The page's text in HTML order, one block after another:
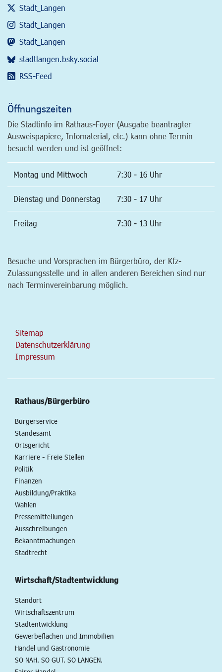
Stadt_Langen
Stadt_Langen
Stadt_Langen
stadtlangen.bsky.social
RSS-Feed
Öffnungszeiten
Die Stadtinfo im Rathaus-Foyer (Ausgabe beantragter
Ausweispapiere, Infomaterial, etc.) kann ohne Termin
besucht werden und ist geöffnet:
Montag und Mittwoch 7:30 - 16 Uhr
Dienstag und Donnerstag 7:30 - 17 Uhr
Freitag 7:30 - 13 Uhr
Besuche und Vorsprachen im Bürgerbüro, der Kfz-
Zulassungsstelle und in allen anderen Bereichen sind nur
nach Terminvereinbarung möglich.
Sitemap
Datenschutzerklärung
Impressum
Rathaus/Bürgerbüro
Bürgerservice
Standesamt
Ortsgericht
Karriere - Freie Stellen
Politik
Finanzen
Ausbildung/Praktika
Wahlen
Pressemitteilungen
Ausschreibungen
Bekanntmachungen
Stadtrecht
Wirtschaft/Stadtentwicklung
Standort
Wirtschaftszentrum
Stadtentwicklung
Gewerbeflächen und Immobilien
Handel und Gastronomie
SO NAH. SO GUT. SO LANGEN.